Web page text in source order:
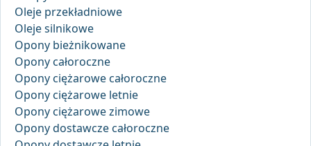
Oleje przekładniowe
Oleje silnikowe
Opony bieżnikowane
Opony całoroczne
Opony ciężarowe całoroczne
Opony ciężarowe letnie
Opony ciężarowe zimowe
Opony dostawcze całoroczne